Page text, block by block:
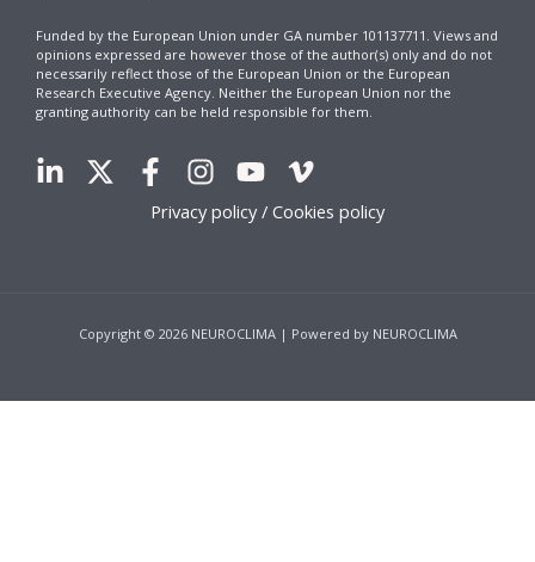
Funded by the European Union under GA number 101137711. Views and
opinions expressed are however those of the author(s) only and do not
necessarily reflect those of the European Union or the European
Research Executive Agency. Neither the European Union nor the
granting authority can be held responsible for them.
Privacy policy / Cookies policy
Copyright © 2026 NEUROCLIMA | Powered by NEUROCLIMA